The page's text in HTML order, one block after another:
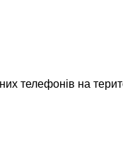
телефонів на